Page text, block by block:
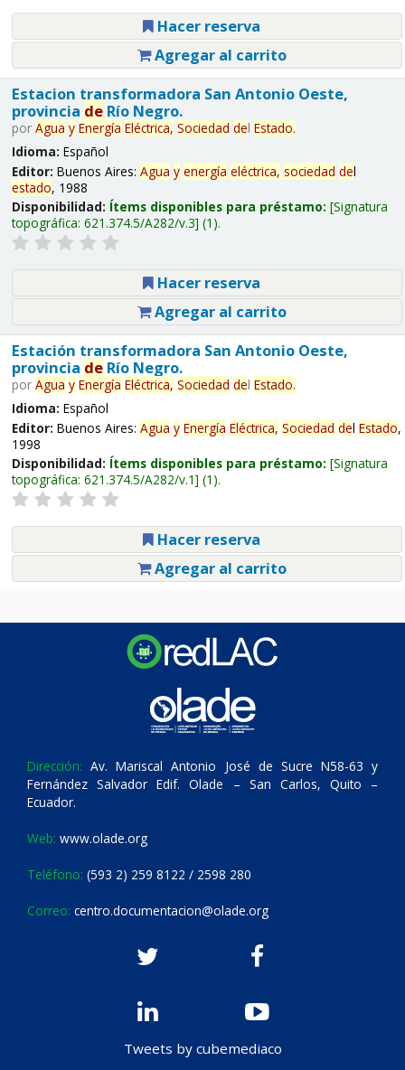
Hacer reserva
Agregar al carrito
Estacion transformadora San Antonio Oeste,
provincia deRío Negro.
por Agua y Energía Eléctrica, Sociedad del Estado.
Idioma: Español
Editor: Buenos Aires: Agua y energía eléctrica, sociedad del
estado, 1988
Disponibilidad: Ítems disponibles para préstamo: Signatura
topográfica: 621.374.5/A282/v.3 (1).
Hacer reserva
Agregar al carrito
Estación transformadora San Antonio Oeste,
provincia deRío Negro.
por Agua y Energía Eléctrica, Sociedad del Estado.
Idioma: Español
Editor: Buenos Aires: Agua y Energía Eléctrica, Sociedad del Estado,
1998
Disponibilidad: Ítems disponibles para préstamo: Signatura
topográfica: 621.374.5/A282/v.1 (1).
Hacer reserva
Agregar al carrito
Dirección: Av. Mariscal Antonio José de Sucre N58-63 y
Fernández Salvador Edif. Olade – San Carlos, Quito –
Ecuador.
Web: www.olade.org
Teléfono: (593 2) 259 8122 / 2598 280
Correo: centro.documentacion@olade.org
Tweets by cubemediaco